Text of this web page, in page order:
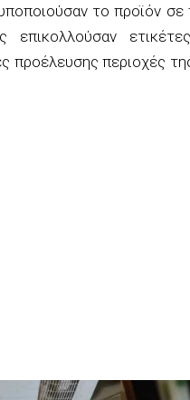
το προϊόν
επικολλούσαν
προέλευσης περιοχές